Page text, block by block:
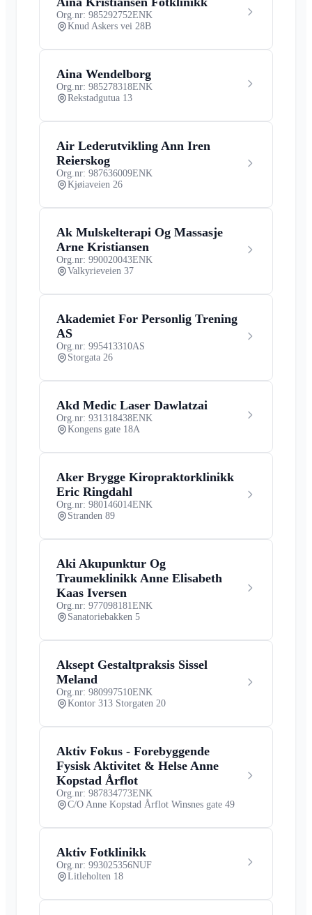
Org.nr: 985292752ENK
Knud Askers vei 28B
Aina Wendelborg
Org.nr: 985278318ENK
Rekstadgutua 13
Air Lederutvikling Ann Iren
Reierskog
Org.nr: 987636009ENK
Kjøiaveien 26
Ak Mulskelterapi Og Massasje
Arne Kristiansen
Org.nr: 990020043ENK
Valkyrieveien 37
Akademiet For Personlig Trening
AS
Org.nr: 995413310AS
Storgata 26
Akd Medic Laser Dawlatzai
Org.nr: 931318438ENK
Kongens gate 18A
Aker Brygge Kiropraktorklinikk
Eric Ringdahl
Org.nr: 980146014ENK
Stranden 89
Aki Akupunktur Og
Traumeklinikk Anne Elisabeth
Kaas Iversen
Org.nr: 977098181 ENK
Sanatoriebakken 5
Aksept Gestaltpraksis Sissel
Meland
Org.nr: 980997510ENK
Kontor 313 Storgaten 20
Aktiv Fokus - Forebyggende
Fysisk Aktivitet & Helse Anne
Kopstad Årflot
Org.nr: 987834773ENK
C/O Anne Kopstad Årflot Winsnes gate 49
Aktiv Fotklinikk
Org.nr: 993025356NUF
Litleholten 18